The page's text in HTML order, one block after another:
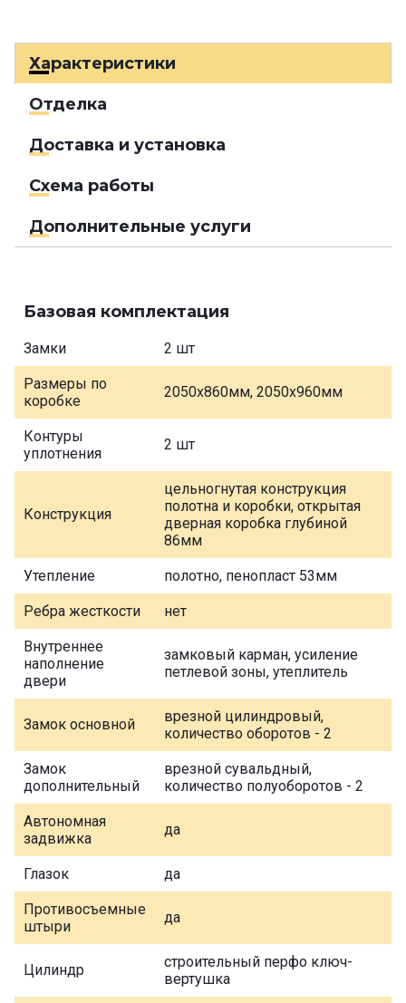
Характеристики
Отделка
Доставка и установка
Схема работы
Дополнительные услуги
Базовая комплектация
Замки 2 шт
Размеры по
коробке
2050х860мм, 2050х960мм
Контуры
уплотнения
2 шт
Конструкция
цельногнутая конструкция
полотна и коробки, открытая
дверная коробка глубиной
86мм
Утепление полотно, пенопласт 53мм
Ребра жесткости нет
Внутреннее
наполнение
двери
замковый карман, усиление
петлевой зоны, утеплитель
Замок основной
врезной цилиндровый,
количество оборотов - 2
Замок
дополнительный
врезной сувальдный,
количество полуоборотов - 2
Автономная
задвижка
да
Глазок да
Противосъемные
штыри
да
Цилиндр
строительный перфо ключ-
вертушка